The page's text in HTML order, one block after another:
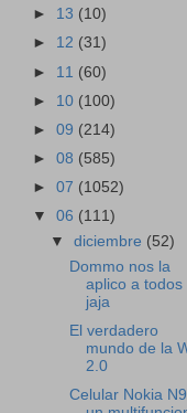
► 13 (10)
► 12 (31)
► 11 (60)
► 10 (100)
► 09 (214)
► 08 (585)
► 07 (1052)
▼ 06 (111)
▼diciembre (52)
Dommo nos la
aplico a todos
jaja
El verdadero
mundo de la
2.0
Celular Nokia